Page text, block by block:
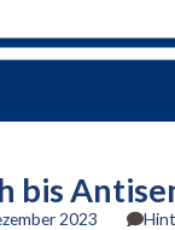
bis
2023